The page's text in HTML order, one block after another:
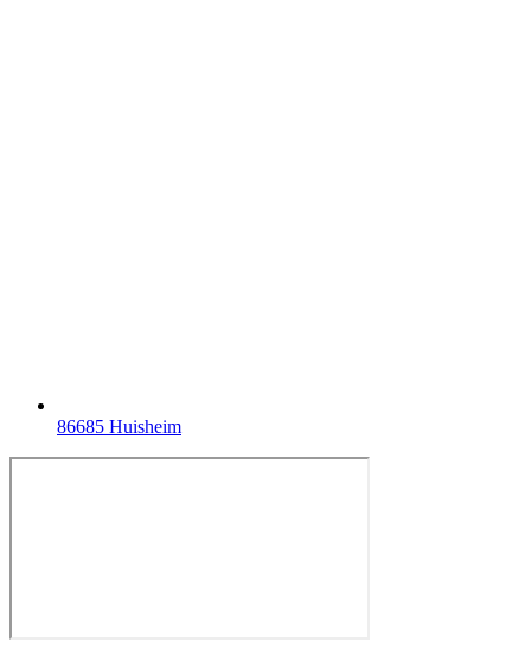
86685 Huisheim